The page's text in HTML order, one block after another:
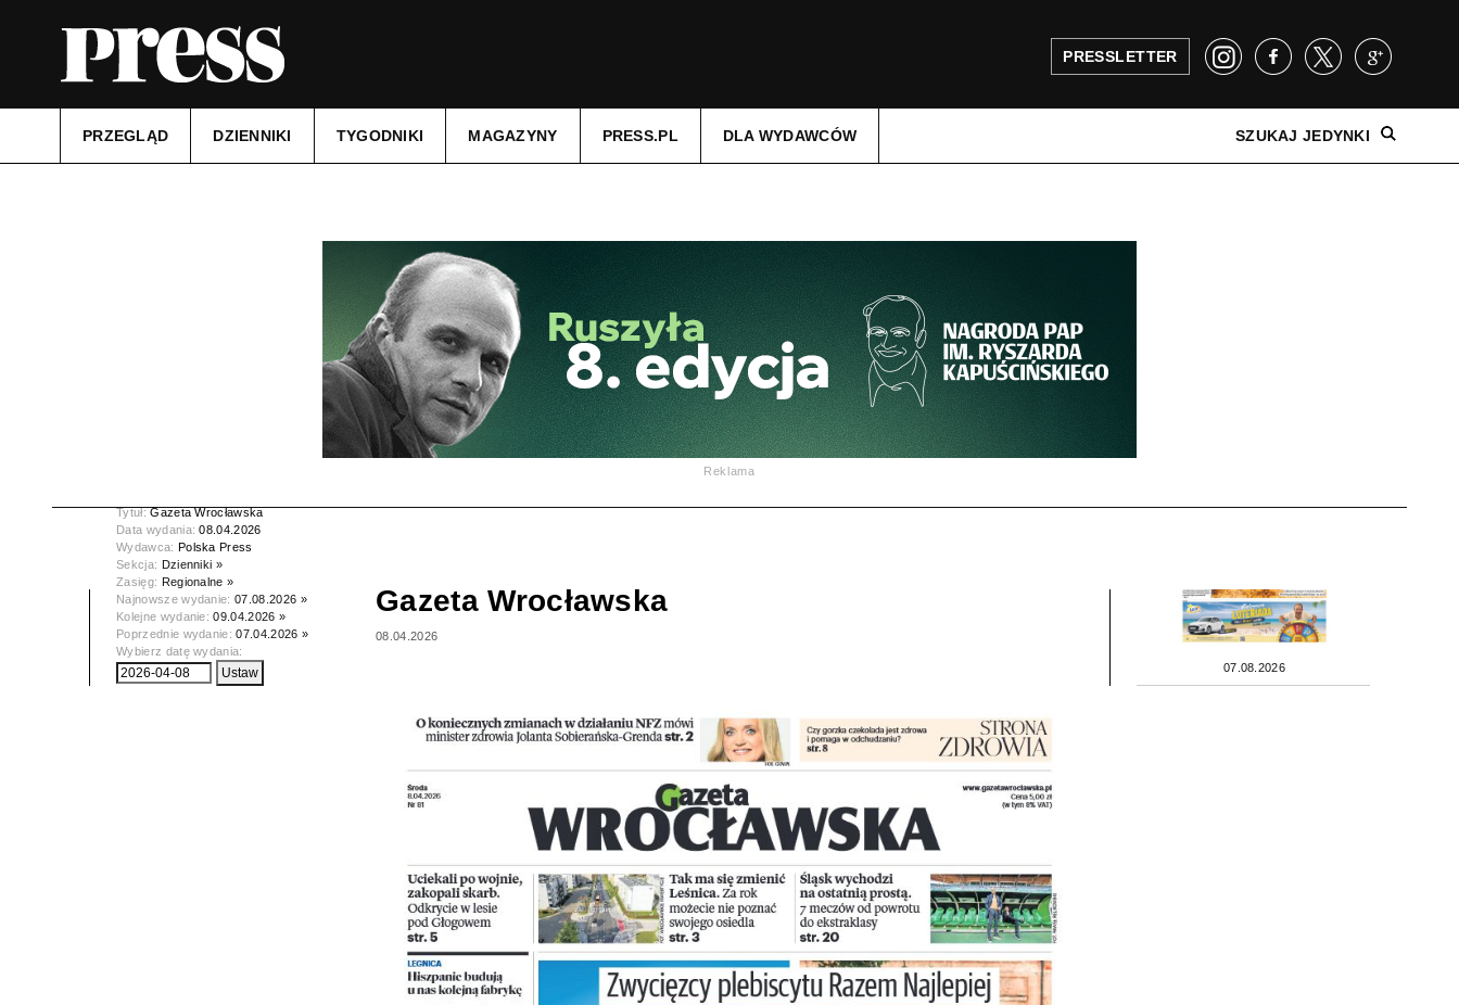
PRESSLETTER
PRZEGLĄD DZIENNIKI TYGODNIKI MAGAZYNY PRESS.PL DLA WYDAWCÓW SZUKAJ JEDYNKI
Reklama
Tytuł:Gazeta Wrocławska
Data wydania:08.04.2026
Wydawca: Polska Press
Sekcja: Dzienniki »
Zasięg: Regionalne »
Najnowsze wydanie:07.08.2026 »
Kolejne wydanie:09.04.2026 »
Poprzednie wydanie:07.04.2026 »
Wybierz datę wydania:
Gazeta Wrocławska
08.04.2026
07.08.2026